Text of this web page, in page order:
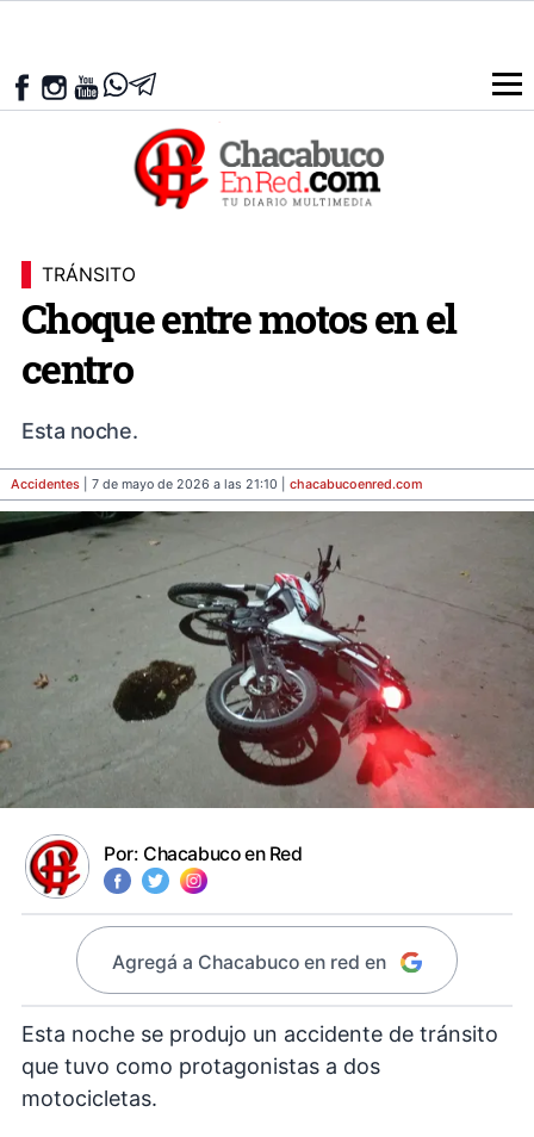
TRÁNSITO
Choque entre motos en el
centro
Esta noche.
Accidentes | 7 de mayo de 2026 a las 21:10 | chacabucoenred.com
Por: Chacabuco en Red
Agregá a Chacabuco en red en
Esta noche se produjo un accidente de tránsito
que tuvo como protagonistas a dos
motocicletas.